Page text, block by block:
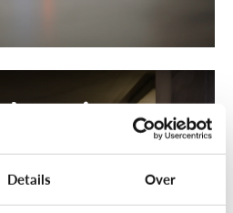
Details Over
geven jongeren
ruil voor geld?